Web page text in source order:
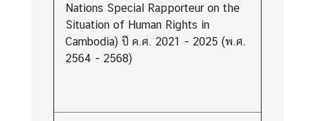
Nations Special Rapporteur on the
Situation of Human Rights in
Cambodia) ปี ค.ศ. 2021 - 2025 (พ.ศ.
2564 - 2568)